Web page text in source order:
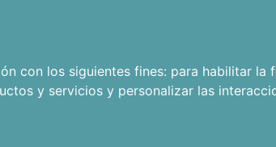
con los siguientes fines: para habilitar la
y servicios y personalizar las